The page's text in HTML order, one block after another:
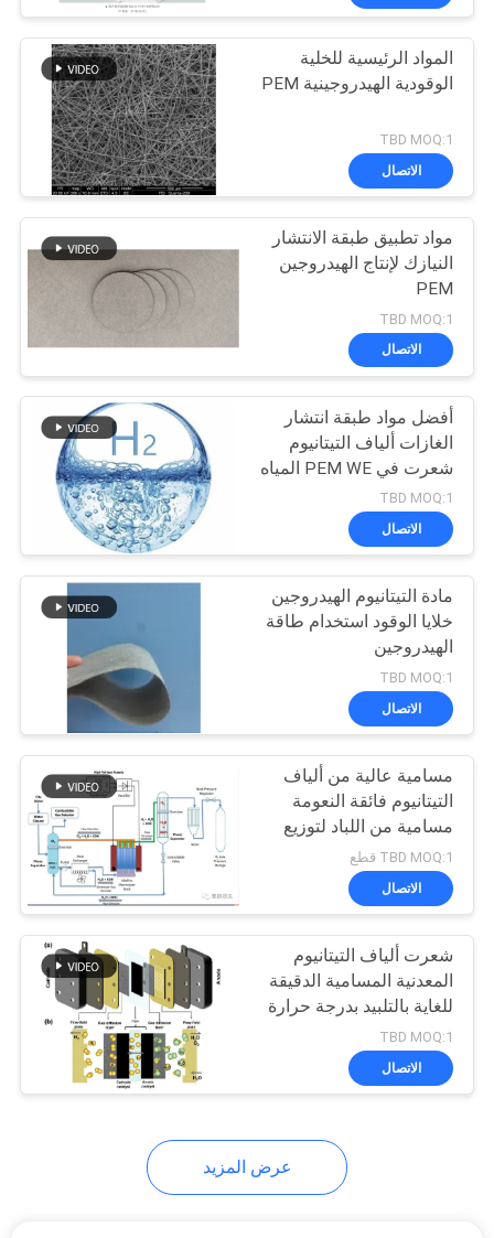
سياسة
الخصوصية
ألياف قصيرة
23
لباد الالياف المعدنية
الملبدة
54
شعر ألياف التيتانيوم
29
خيوط مستمرة
39
ماستر موصل
37
المواد الرئيسية للخلية
الوقودية الهيدروجينية PEM
TBD MOQ:1
الاتصال
مواد تطبيق طبقة الانتشار
النيازك لإنتاج الهيدروجين
PEM
TBD MOQ:1
الاتصال
أفضل مواد طبقة انتشار
الغازات ألياف التيتانيوم
شعرت في PEM WE المياه
الكهربائية
TBD MOQ:1
الاتصال
مادة التيتانيوم الهيدروجين
خلايا الوقود استخدام طاقة
الهيدروجين
TBD MOQ:1
الاتصال
مسامية عالية من ألياف
التيتانيوم فائقة النعومة
مسامية من اللباد لتوزيع
حجم المسام
TBD MOQ:1 قطع
الاتصال
شعرت ألياف التيتانيوم
المعدنية المسامية الدقيقة
للغاية بالتلبيد بدرجة حرارة
عالية
TBD MOQ:1
الاتصال
عرض المزيد